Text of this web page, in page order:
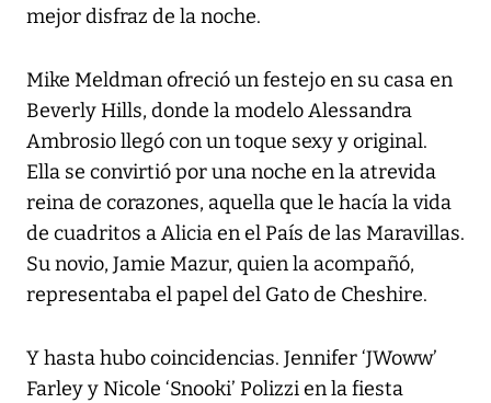
mejor disfraz de la noche.
Mike Meldman ofreció un festejo en su casa en
Beverly Hills, donde la modelo Alessandra
Ambrosio llegó con un toque sexy y original.
Ella se convirtió por una noche en la atrevida
reina de corazones, aquella que le hacía la vida
de cuadritos a Alicia en el País de las Maravillas.
Su novio, Jamie Mazur, quien la acompañó,
representaba el papel del Gato de Cheshire.
Y hasta hubo coincidencias. Jennifer ‘JWoww’
Farley y Nicole ‘Snooki’ Polizzi en la fiesta